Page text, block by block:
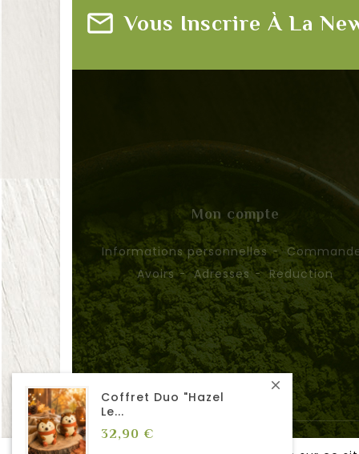
Vous Inscrire À La
Mon compte
Adresses Reduction
© 2026 - GreenFloody